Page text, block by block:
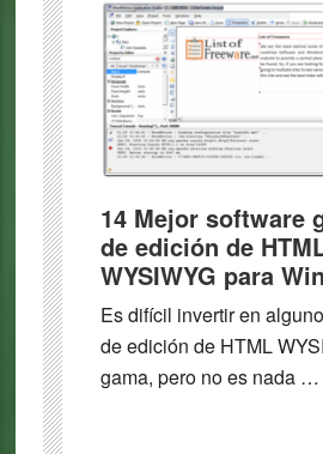
10
mejores
programas
de
conversión
de
gratuitos
y
de
código
abierto
para
14 Mejor software
de edición de
WYSIWYG para
Es difícil invertir en
de edición de HTML
gama, pero no es nada …